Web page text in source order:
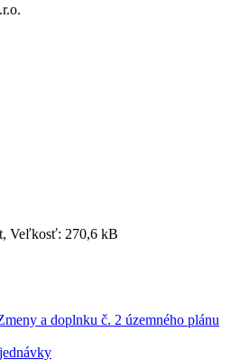
Veľkosť: 270,6 kB
a doplnku č. 2 územného plánu